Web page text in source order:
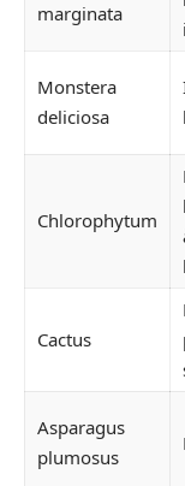
marginata
Monstera
deliciosa
Chlorophytum
Cactus
Asparagus
plumosus